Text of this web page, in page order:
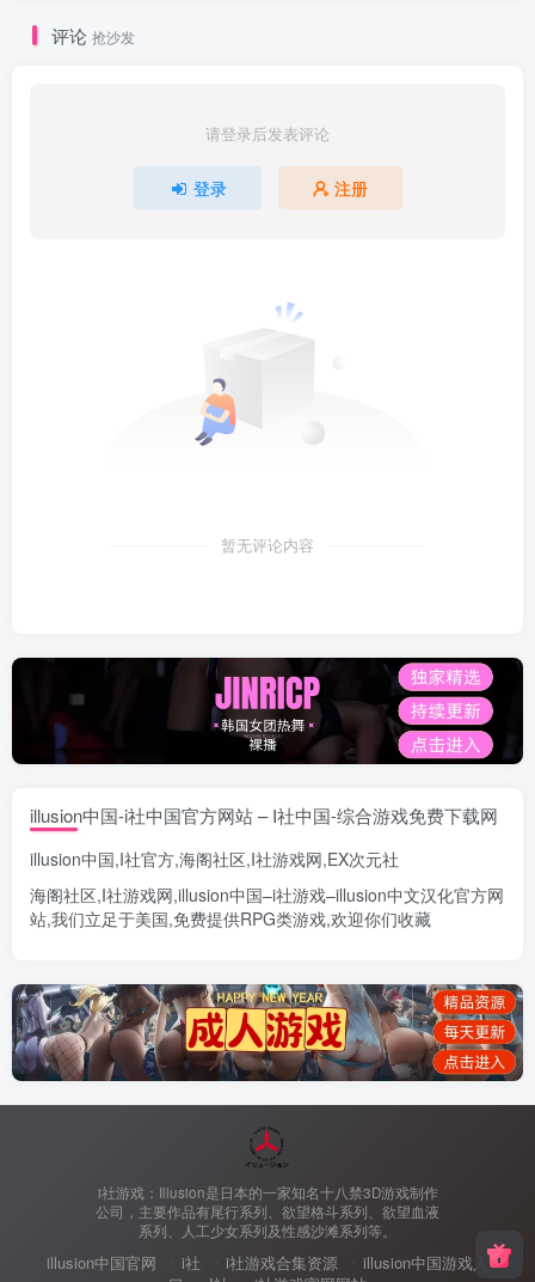
评论 抢沙发
请登录后发表评论
登录 注册
暂无评论内容
illusion中国-i社中国官方网站 – I社中国-综合游戏免费下载网
illusion中国,I社官方,海阁社区,I社游戏网,EX次元社
海阁社区,I社游戏网,illusion中国–i社游戏–illusion中文汉化官方网
站,我们立足于美国,免费提供RPG类游戏,欢迎你们收藏
i社游戏：Illusion是日本的一家知名十八禁3D游戏制作
公司，主要作品有尾行系列、欲望格斗系列、欲望血液
系列、人工少女系列及性感沙滩系列等。
illusion中国官网 i社 i社游戏合集资源
illusion中国游戏入